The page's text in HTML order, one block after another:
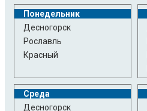
Понедельник
Десногорск
Рославль
Красный
Среда
Десногорск